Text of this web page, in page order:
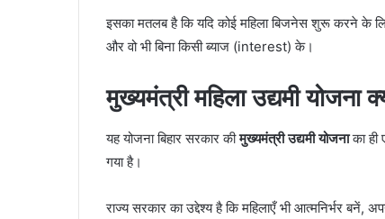
इसका मतलब है कि यदि कोई महिला बिजनेस शुरू करने के
और वो भी बिना किसी ब्याज (interest) के।
मुख्यमंत्री महिला उद्यमी योजना
यह योजना बिहार सरकार कीमुख्यमंत्री उद्यमी योजनाका ही
गया है।
राज्य सरकार का उद्देश्य है कि महिलाएँ भी आत्मनिर्भर